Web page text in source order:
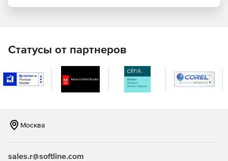
Фильтрация контента.
Профили защиты:
Межсетевых экранов типа «А» 4-ого класса
(ИТ.МЭ.А4.ПЗ).
Кому подходит межсетевой экран ИКС ФСТЭК?
Статусы от партнеров
Москва
sales.r@softline.com